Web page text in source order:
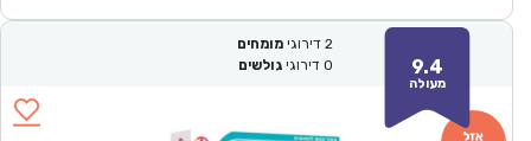
9.4
מעולה
2 דירוגי מומחים
0 דירוגי גולשים